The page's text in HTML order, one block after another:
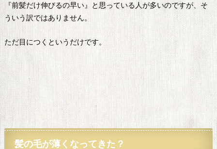
『前髪だけ伸びるの早い』と思っている人が多いのですが、そ
ういう訳ではありません。
ただ目につくというだけです。
髪の毛が薄くなってきた？